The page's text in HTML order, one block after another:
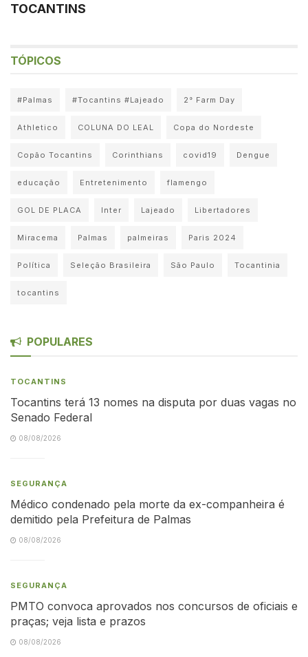
TOCANTINS
TÓPICOS
#Palmas #Tocantins #Lajeado 2° Farm Day
Athletico COLUNA DO LEAL Copa do Nordeste
Copão Tocantins Corinthians covid19 Dengue
educação Entretenimento flamengo
GOL DE PLACA Inter Lajeado Libertadores
Miracema Palmas palmeiras Paris 2024
Política Seleção Brasileira São Paulo Tocantinia
tocantins
POPULARES
TOCANTINS
Tocantins terá 13 nomes na disputa por duas vagas no
Senado Federal
08/08/2026
SEGURANÇA
Médico condenado pela morte da ex-companheira é
demitido pela Prefeitura de Palmas
08/08/2026
SEGURANÇA
PMTO convoca aprovados nos concursos de oficiais e
praças; veja lista e prazos
08/08/2026